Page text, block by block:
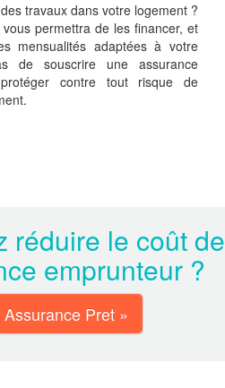
travaux dans votre logement ?
permettra de les financer, et
mensualités adaptées à votre
de souscrire une assurance
contre tout risque de
réduire le coût de
emprunteur ?
Pret »